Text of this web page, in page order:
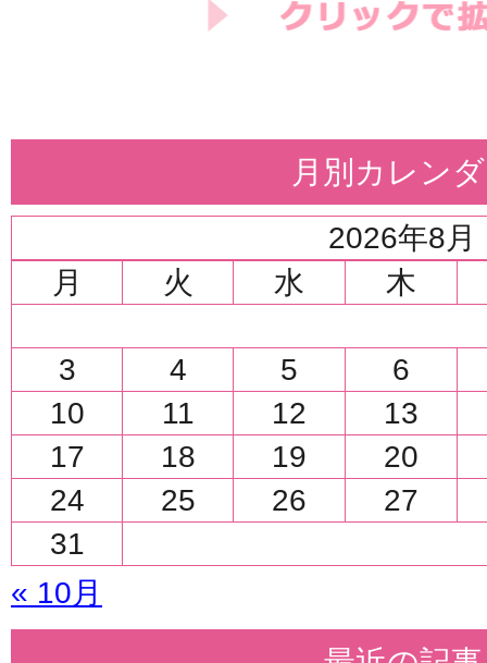
月別カレン
2026年8月
月
火 水 木
3 4 5
6
10
11 12
13
17
18 19
20
24
25 26
27
31
« 10月